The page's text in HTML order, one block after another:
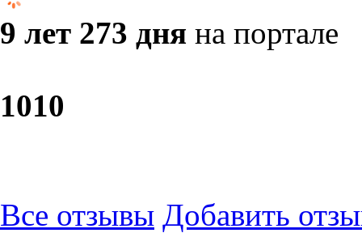
9 лет 273 дня на портале
1010
Все отзывы Добавить